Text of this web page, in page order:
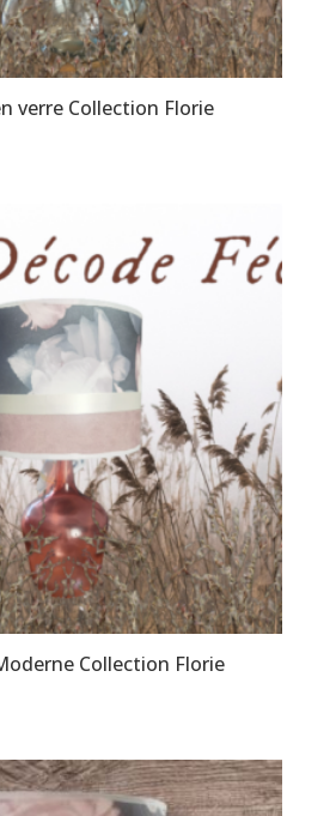
verre Collection Florie
Collection Florie